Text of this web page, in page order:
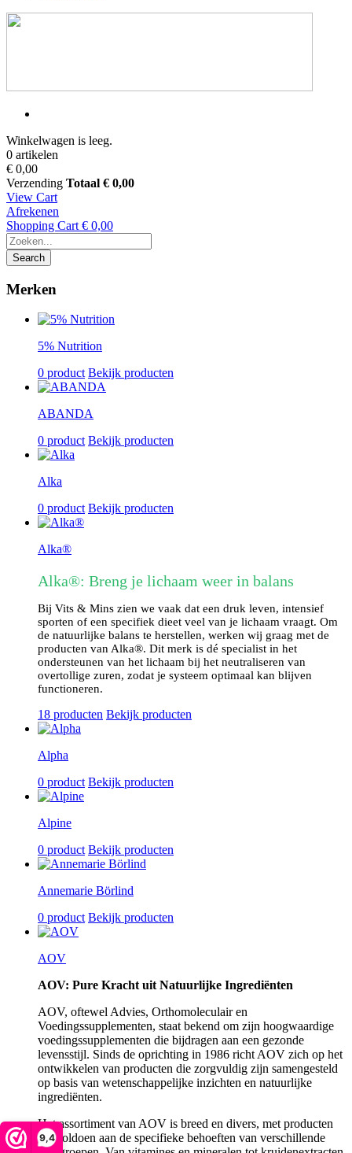
9,4
Winkelwagen is leeg.
0 artikelen
€ 0,00
Verzending Totaal € 0,00
View Cart
Afrekenen
Shopping Cart € 0,00
Search
Merken
5% Nutrition
0 product Bekijk producten
ABANDA
0 product Bekijk producten
Alka
0 product Bekijk producten
Alka®
Alka®: Breng je lichaam weer in balans
Bij Vits & Mins zien we vaak dat een druk leven, intensief
sporten of een specifiek dieet veel van je lichaam vraagt. Om
de natuurlijke balans te herstellen, werken wij graag met de
producten van Alka®. Dit merk is dé specialist in het
ondersteunen van het lichaam bij het neutraliseren van
overtollige zuren, zodat je systeem optimaal kan blijven
functioneren.
18 producten Bekijk producten
Alpha
0 product Bekijk producten
Alpine
0 product Bekijk producten
Annemarie Börlind
0 product Bekijk producten
AOV
AOV: Pure Kracht uit Natuurlijke Ingrediënten
AOV, oftewel Advies, Orthomoleculair en
Voedingssupplementen, staat bekend om zijn hoogwaardige
voedingssupplementen die bijdragen aan een gezonde
levensstijl. Sinds de oprichting in 1986 richt AOV zich op het
ontwikkelen van producten die zorgvuldig zijn samengesteld
op basis van wetenschappelijke inzichten en natuurlijke
ingrediënten.
Het assortiment van AOV is breed en divers, met producten
die voldoen aan de specifieke behoeften van verschillende